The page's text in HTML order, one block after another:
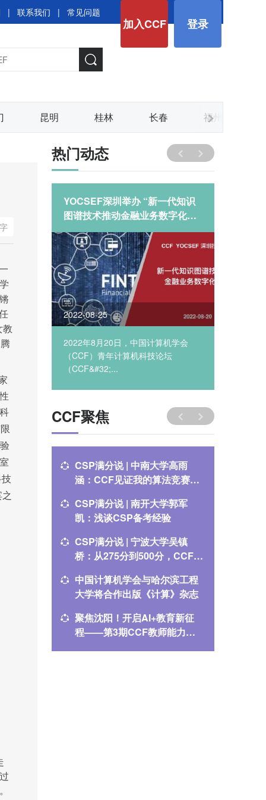
加入CCF 登录
| 联系我们 | 常见问题
昆明 桂林 长春 福州
教
技
热门动态
YOCSEF深圳举办 “新一代知识
图谱技术推动金融业务数字化转
型”技术论坛
2022-08-25
2022年8月20日，中国计算机学会
（CCF）青年计算机科技论坛
（CCF&#32;...
CCF聚焦
CSP满分说 | 中南大学高雨
涵：CCF见证我的算法竞赛成
CSP满分说 | 南开大学郭军
凯：浅谈CSP备考经验
CSP满分说 | 宁波大学吴镇
桥：从275分到500分，CCF伴
中国计算机学会与哈尔滨工程
大学将合作出版《计算》杂志
聚焦沈阳！开启AI+教育新征
程——第3期CCF教师能力提